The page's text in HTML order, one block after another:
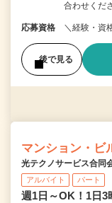
合わせくだ
応募資格 ＼経験・資
後で見る
マンション・ビ
光テクノサービス合同
アルバイト パート
週1日～OK！1日3